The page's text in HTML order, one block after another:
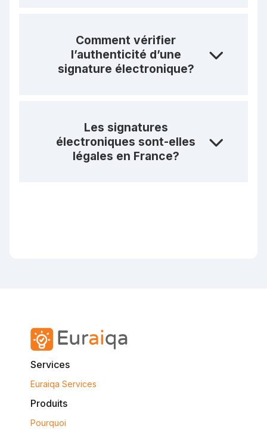
Comment vérifier
l’authenticité d’une
signature électronique?
Les signatures
électroniques sont-elles
légales en France?
Services
Euraiqa Services
Produits
Pourquoi